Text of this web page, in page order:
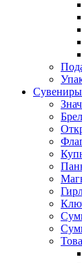
Сувениры